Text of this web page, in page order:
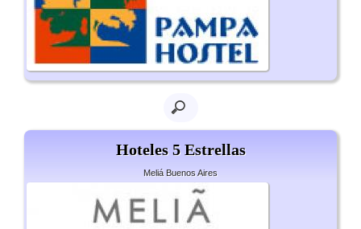
Hoteles 5 Estrellas
Meliá Buenos Aires